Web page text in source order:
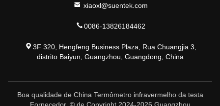
xiaoxl@suentek.com
0086-13826184462
3F 320, Hengfeng Business Plaza, Rua Chuangjia 3,
distrito Baiyun, Guangzhou, Guangdong, China
Boa qualidade de China Termômetro infravermelho da testa